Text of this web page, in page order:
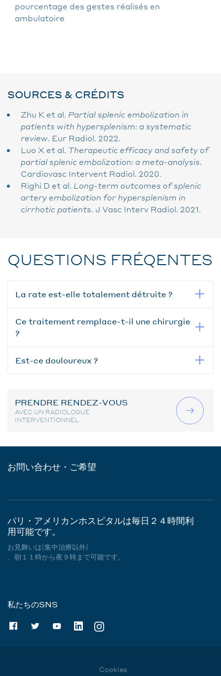
pourcentage des gestes réalisés en
ambulatoire
SOURCES & CRÉDITS
Zhu K et al. Partial splenic embolization in
patients with hypersplenism: a systematic
review. Eur Radiol. 2022.
Luo X et al. Therapeutic efficacy and safety of
partial splenic embolization: a meta-analysis.
Cardiovasc Intervent Radiol. 2020.
Righi D et al. Long-term outcomes of splenic
artery embolization for hypersplenism in
cirrhotic patients. J Vasc Interv Radiol. 2021.
QUESTIONS FRÉQENTES
La rate est-elle totalement détruite ?
Ce traitement remplace-t-il une chirurgie
?
Est-ce douloureux ?
PRENDRE RENDEZ-VOUS
AVEC UN RADIOLOGUE
INTERVENTIONNEL
お問い合わせ・ご希望
パリ・アメリカンホスピタルは毎日２４時間利
用可能です。
お見舞いは(集中治療以外)
、朝１１時から夜９時まで可能です。
私たちのSNS
Cookies